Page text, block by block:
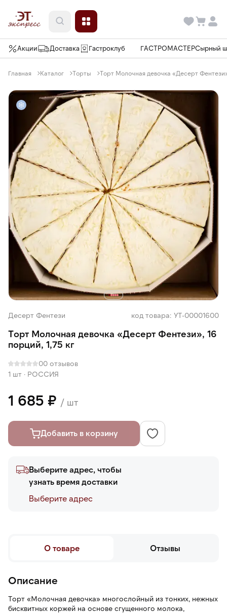
Акции Доставка Гастроклуб ГАСТРОМАСТЕРСырный
Главная Каталог Торты Торт Молочная девочка «Десерт
Десерт Фентези код товара: УТ-00001600
Торт Молочная девочка «Десерт Фентези», 16
порций, 1,75 кг
00 отзывов
1 шт · РОССИЯ
1 685 ₽ / шт
Добавить в корзину
Выберите адрес, чтобы
узнать время доставки
Выберите адреc
О товаре Отзывы
Описание
Торт «Молочная девочка» многослойный из тонких, нежных
бисквитных коржей на основе сгущенного молока,